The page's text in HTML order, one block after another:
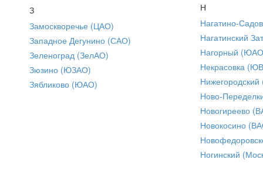
З
Замоскворечье (ЦАО)
Западное Дегунино (САО)
Зеленоград (ЗелАО)
Зюзино (ЮЗАО)
Зябликово (ЮАО)
Н
Нагатино-
Нагатинский
Нагорный
Некрасовка
Ново-
Новогиреево
Новокосино
Ногинский